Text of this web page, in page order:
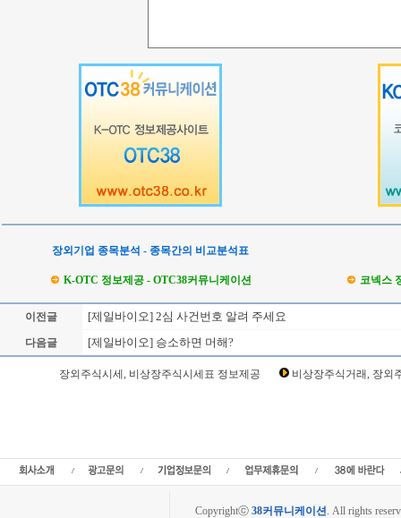
장외기업 종목분석 - 종목간의 비교분석표
K-OTC 정보제공 - OTC38커뮤니케이션 코넥스
이전글 [제일바이오] 2심 사건번호 알려 주세요
다음글 [제일바이오] 승소하면 머해?
장외주식시세, 비상장주식시세표 정보제공
비상장주식거래, 장외
Copyrightⓒ 38커뮤니케이션. All rights